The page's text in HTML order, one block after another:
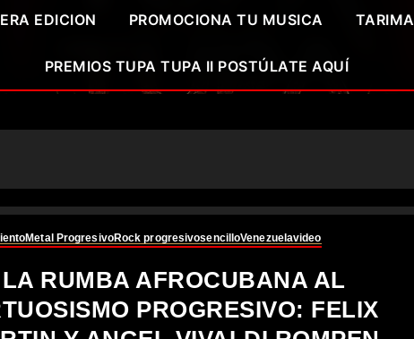
EDICION PROMOCIONA TU MUSICA
PREMIOS TUPA TUPA II POSTÚLATE AQUÍ
Metal ProgresivoRock progresivosencilloVenezuelavideo
RUMBA AFROCUBANA AL
PROGRESIVO: FELIX